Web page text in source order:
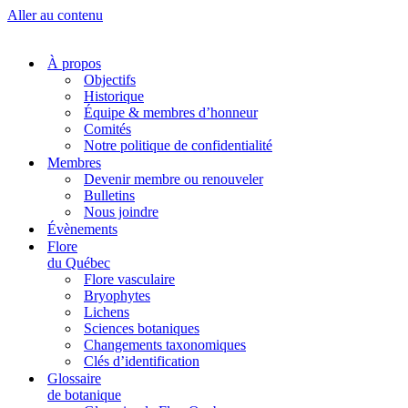
Aller au contenu
À propos
Objectifs
Historique
Équipe & membres d’honneur
Comités
Notre politique de confidentialité
Membres
Devenir membre ou renouveler
Bulletins
Nous joindre
Évènements
Flore
du Québec
Flore vasculaire
Bryophytes
Lichens
Sciences botaniques
Changements taxonomiques
Clés d’identification
Glossaire
de botanique